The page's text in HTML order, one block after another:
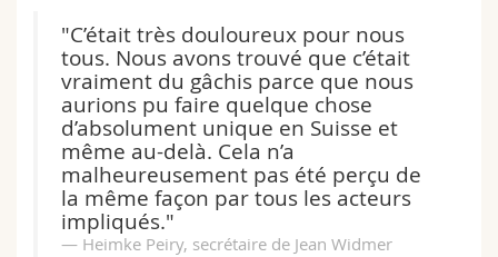
"C’était très douloureux pour nous
tous. Nous avons trouvé que c’était
vraiment du gâchis parce que nous
aurions pu faire quelque chose
d’absolument unique en Suisse et
même au-delà. Cela n’a
malheureusement pas été perçu de
la même façon par tous les acteurs
impliqués."
Heimke Peiry, secrétaire de Jean Widmer